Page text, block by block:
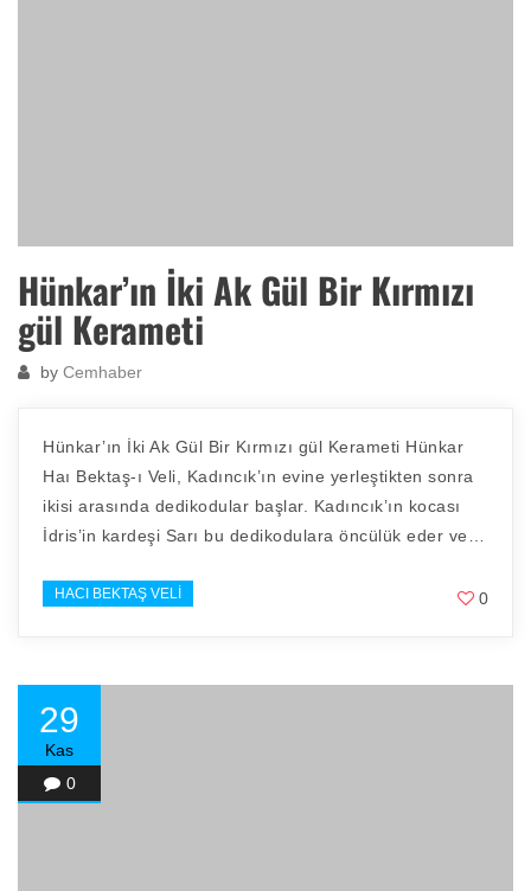
Hünkar’ın İki Ak Gül Bir Kırmızı
gül Kerameti
by Cemhaber
Hünkar’ın İki Ak Gül Bir Kırmızı gül Kerameti Hünkar
Haı Bektaş-ı Veli, Kadıncık’ın evine yerleştikten sonra
ikisi arasında dedikodular başlar. Kadıncık’ın kocası
İdris’in kardeşi Sarı bu dedikodulara öncülük eder ve…
HACI BEKTAŞ VELI 0
29
Kas
0